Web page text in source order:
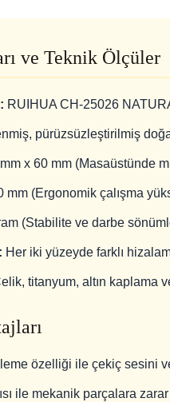
ve Teknik Ölçüler
RUIHUA CH-25026
pürüzsüzleştirilmiş
x 60 mm (Masaüstünde
mm (Ergonomik çalışma
(Stabilite ve darbe
Her iki yüzeyde farklı
titanyum, altın kaplama
özelliği ile çekiç sesini ve
ile mekanik parçalara